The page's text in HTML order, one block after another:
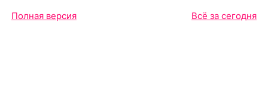
Полная версия Всё за сегодня